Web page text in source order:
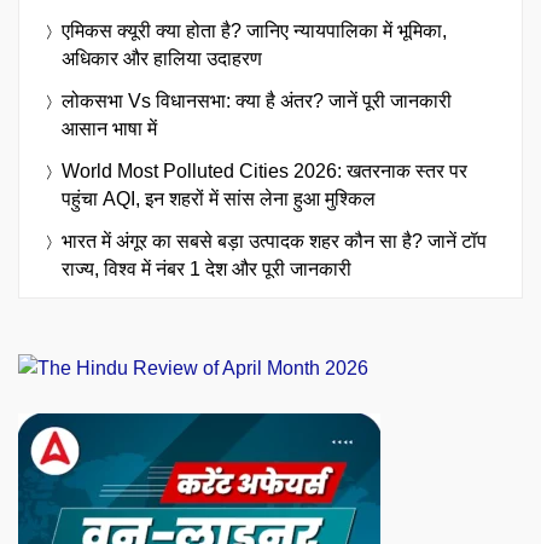
एमिकस क्यूरी क्या होता है? जानिए न्यायपालिका में भूमिका,
अधिकार और हालिया उदाहरण
लोकसभा Vs विधानसभा: क्या है अंतर? जानें पूरी जानकारी
आसान भाषा में
World Most Polluted Cities 2026: खतरनाक स्तर पर
पहुंचा AQI, इन शहरों में सांस लेना हुआ मुश्किल
भारत में अंगूर का सबसे बड़ा उत्पादक शहर कौन सा है? जानें टॉप
राज्य, विश्व में नंबर 1 देश और पूरी जानकारी